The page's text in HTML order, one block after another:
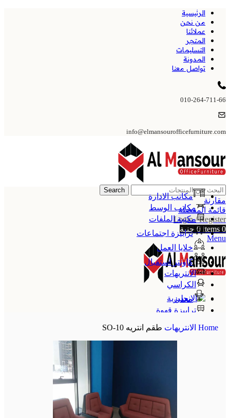
الرئيسية
من نحن
عملائنا
المتجر
التسليمات
المدونة
تواصل معنا
010-264-711-66
info@elmansourofficefurniture.com
Search
مقارنة
قائمة المفضلة
Login / Register
0
items
0 جنية
Menu
مكاتب الادارة
مكاتب الوسط
مكتبة الملفات
ترابيزة اجتماعات
خلايا العمل
كاونتر استقبال
الانتريهات
الكراسي
معدن
ترابيزة قهوة
Home الانتريهات طقم انتريه SO-10